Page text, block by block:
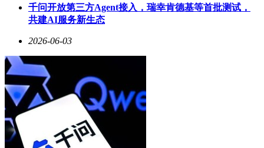
千问开放第三方Agent接入，瑞幸肯德基等首批测试，
共建AI服务新生态
2026-06-03